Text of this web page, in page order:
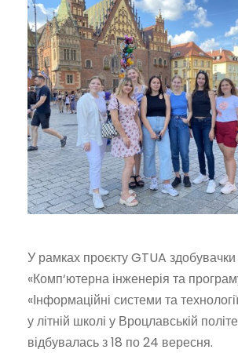
У рамках проєкту GTUA
«Комп‘ютерна інженерія та
«Інформаційні системи та
у літній школі у Вроцлавській
відбувалась з 18 по 24 вересня.